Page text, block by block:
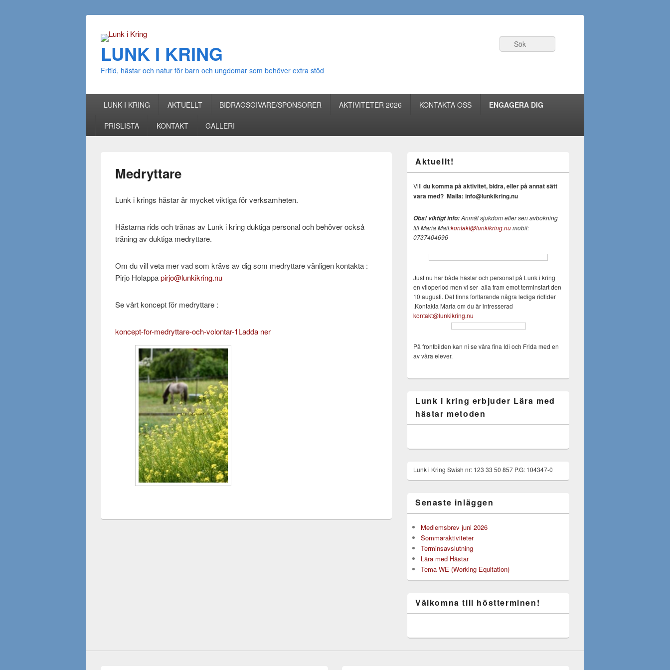
LUNK I KRING
Fritid, hästar och natur för barn och ungdomar som behöver extra stöd
Huvudmeny
Gå till huvudsakligt innehåll
Gå till sekundärt innehåll
LUNK I KRING AKTUELLT BIDRAGSGIVARE/SPONSORER AKTIVITETER 2026 KONTAKTA OSS ENGAGERA DIG
PRISLISTA KONTAKT GALLERI
Medryttare
Lunk i krings hästar är mycket viktiga för verksamheten.
Hästarna rids och tränas av Lunk i kring duktiga personal och behöver också
träning av duktiga medryttare.
Om du vill veta mer vad som krävs av dig som medryttare vänligen kontakta :
Pirjo Holappapirjo@lunkikring.nu
Se vårt koncept för medryttare :
koncept-for-medryttare-och-volontar-1Ladda ner
Aktuellt!
Vill du komma på aktivitet, bidra, eller på annat sätt
vara med? Maila: info@lunkikring.nu
Obs! viktigt info:Anmäl sjukdom eller sen avbokning
till MariaMail:kontakt@lunkikring.numobil:
0737404696
Just nu har både hästar och personal på Lunk i kring
en viloperiod men vi ser alla fram emot terminstart den
10 augusti. Det finns fortfarande några lediga ridtider
.Kontakta Maria om du är intresserad
kontakt@lunkikring.nu
På frontbilden kan ni se våra fina Idi och Frida med en
av våra elever.
Lunk i kring erbjuder Lära med
hästar metoden
Lunk i Kring Swish nr: 123 33 50 857 P.G: 104347-0
Senaste inläggen
Medlemsbrev juni 2026
Sommaraktiviteter
Terminsavslutning
Lära med Hästar
Tema WE (Working Equitation)
Välkomna till höstterminen!